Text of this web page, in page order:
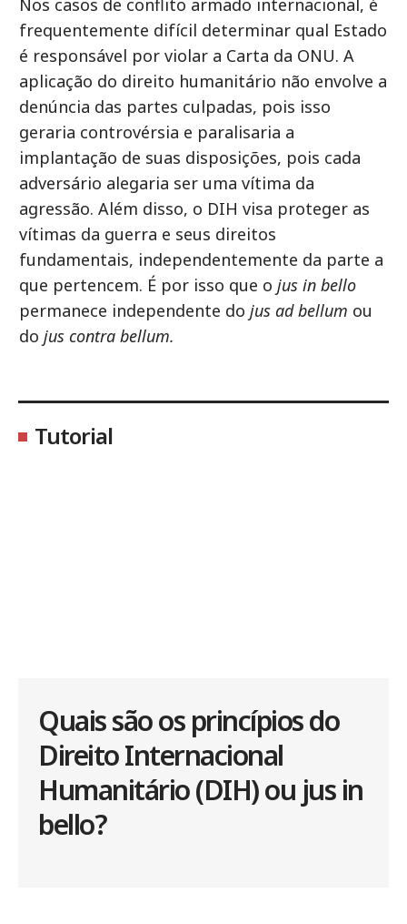
Nos casos de conflito armado internacional, é
frequentemente difícil determinar qual Estado
é responsável por violar a Carta da ONU. A
aplicação do direito humanitário não envolve a
denúncia das partes culpadas, pois isso
geraria controvérsia e paralisaria a
implantação de suas disposições, pois cada
adversário alegaria ser uma vítima da
agressão. Além disso, o DIH visa proteger as
vítimas da guerra e seus direitos
fundamentais, independentemente da parte a
que pertencem. É por isso que o jus in bello
permanece independente do jus ad bellum ou
do jus contra bellum.
Tutorial
Quais são os princípios do
Direito Internacional
Humanitário (DIH) ou jus in
bello?